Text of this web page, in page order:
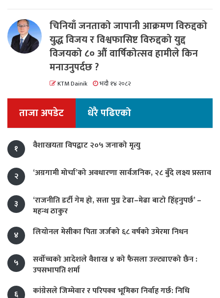
चिनियाँ जनताको जापानी आक्रमण विरुद्दको
युद्ध विजय र विश्वफासिष्ट विरुद्दको युद्द
विजयको ८० औं वार्षिकोत्सव हामीले किन
मनाउनुपर्दछ ?
KTM Dainik भदौ १४ २०८२
ताजा अपडेट धेरै पढिएको
१ वैशाखयता विपद्बाट २०५ जनाको मृत्यु
२ ‘अग्रगामी मोर्चा’को अवधारणा सार्वजनिक, २८ बुँदे लक्ष्य प्रस्ताव
३
‘राजनीति डर्टी गेम हो, सत्ता पुग्न टेढा–मेढा बाटो हिँड्नुपर्छ’ –
महन्थ ठाकुर
४
लियोनल मेसीका पिता जर्जको ६८ वर्षको उमेरमा निधन
५
सर्वोच्चको आदेशले वैशाख ४ को फैसला उल्ट्याएको छैन :
उपसभापति शर्मा
६
कांग्रेसले जिम्मेवार र परिपक्व भूमिका निर्वाह गर्छ: निधि